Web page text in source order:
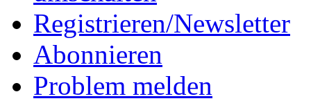
Registrieren/Newsletter
Abonnieren
Problem melden